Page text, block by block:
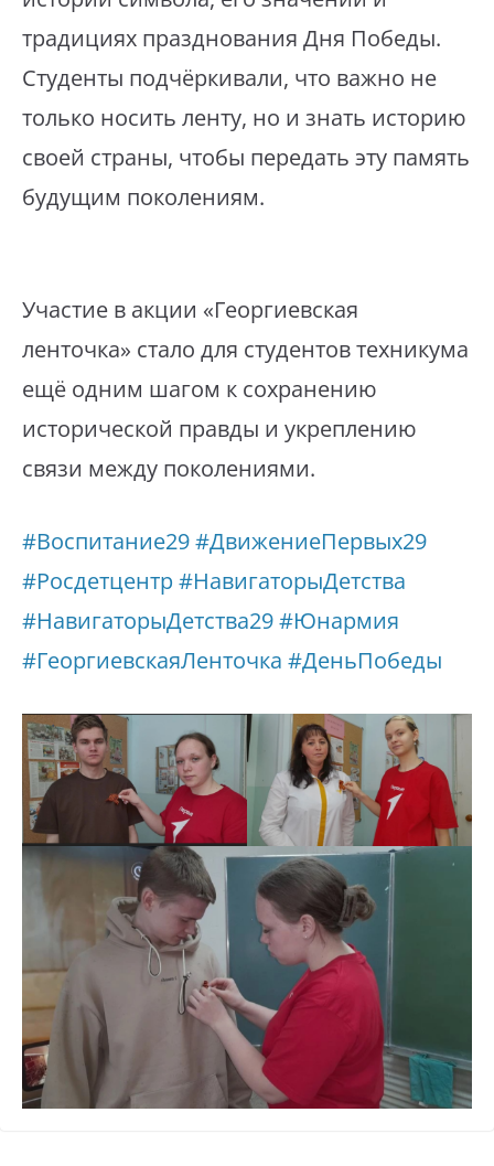
традициях празднования Дня Победы.
Студенты подчёркивали, что важно не
только носить ленту, но и знать историю
своей страны, чтобы передать эту память
будущим поколениям.
Участие в акции «Георгиевская
ленточка» стало для студентов техникума
ещё одним шагом к сохранению
исторической правды и укреплению
связи между поколениями.
#Воспитание29#ДвижениеПервых29
#Росдетцентр #НавигаторыДетства
#НавигаторыДетства29#Юнармия
#ГеоргиевскаяЛенточка #ДеньПобеды